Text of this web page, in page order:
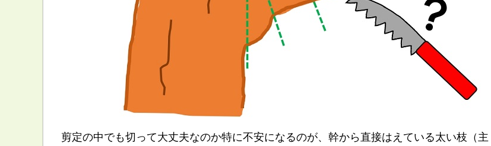
剪定の中でも切って大丈夫なのか特に不安になるのが、幹から直接はえている太い枝（主